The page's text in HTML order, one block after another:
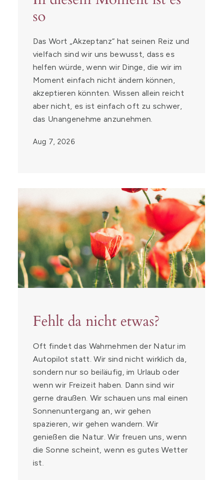
so
Das Wort „Akzeptanz“ hat seinen Reiz und
vielfach sind wir uns bewusst, dass es
helfen würde, wenn wir Dinge, die wir im
Moment einfach nicht ändern können,
akzeptieren könnten. Wissen allein reicht
aber nicht, es ist einfach oft zu schwer,
das Unangenehme anzunehmen.
Aug 7, 2026
Fehlt da nicht etwas?
Oft findet das Wahrnehmen der Natur im
Autopilot statt. Wir sind nicht wirklich da,
sondern nur so beiläufig, im Urlaub oder
wenn wir Freizeit haben. Dann sind wir
gerne draußen. Wir schauen uns mal einen
Sonnenuntergang an, wir gehen
spazieren, wir gehen wandern. Wir
genießen die Natur. Wir freuen uns, wenn
die Sonne scheint, wenn es gutes Wetter
ist.